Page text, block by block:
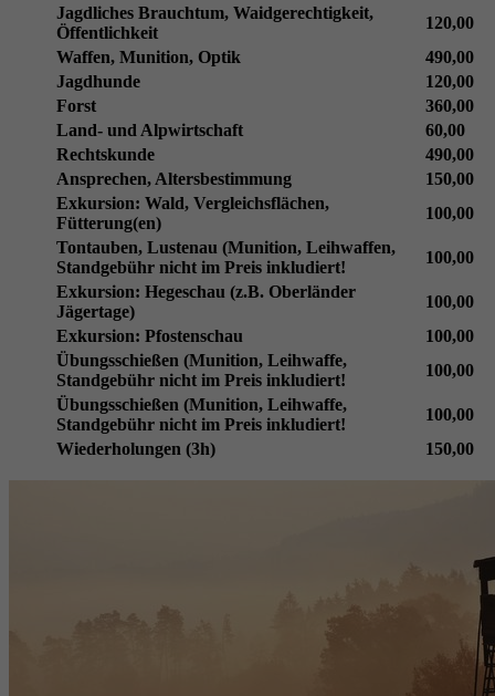
Jagdliches Brauchtum, Waidgerechtigkeit,
Öffentlichkeit
120,00
Waffen, Munition, Optik
490,00
Jagdhunde
120,00
Forst
360,00
Land- und Alpwirtschaft
60,00
Rechtskunde
490,00
Ansprechen, Altersbestimmung
150,00
Exkursion: Wald, Vergleichsflächen,
Fütterung(en)
100,00
Tontauben, Lustenau (Munition, Leihwaffen,
Standgebühr nicht im Preis inkludiert!
100,00
Exkursion: Hegeschau (z.B. Oberländer
Jägertage)
100,00
Exkursion: Pfostenschau
100,00
Übungsschießen (Munition, Leihwaffe,
Standgebühr nicht im Preis inkludiert!
100,00
Übungsschießen (Munition, Leihwaffe,
Standgebühr nicht im Preis inkludiert!
100,00
Wiederholungen (3h)
150,00